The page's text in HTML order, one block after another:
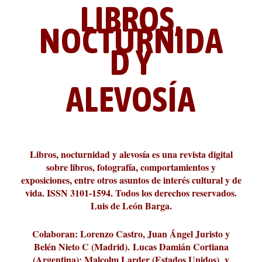
paisajística del mar de Sicil...
París
metafísicos de la novela ne...
LIBROS,
NOCTURNIDA
D Y
ALEVOSÍA
Libros, nocturnidad y alevosía es una revista digital
sobre libros, fotografía, comportamientos y
exposiciones, entre otros asuntos de interés cultural y de
vida. ISSN 3101-1594. Todos los derechos reservados.
Luis de León Barga.
Colaboran: Lorenzo Castro, Juan Ángel Juristo y
Belén Nieto C (Madrid). Lucas Damián Cortiana
(Argentina); Malcolm Larder (Estados Unidos) y